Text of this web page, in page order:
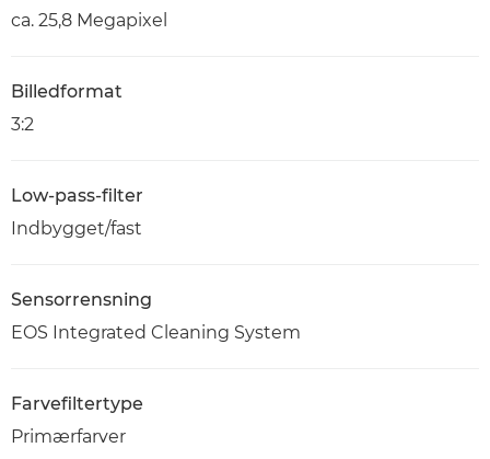
ca. 25,8 Megapixel
Billedformat
3:2
Low-pass-filter
Indbygget/fast
Sensorrensning
EOS Integrated Cleaning System
Farvefiltertype
Primærfarver